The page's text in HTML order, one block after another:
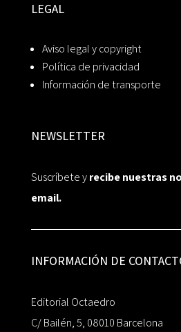
LEGAL
Aviso legal y copyright
Política de privacidad
Información de transporte
NEWSLETTER
Suscríbete yrecibe nuestras
email.
INFORMACIÓN DE
Editorial Octaedro
C/ Bailén, 5, 08010 Barcelona